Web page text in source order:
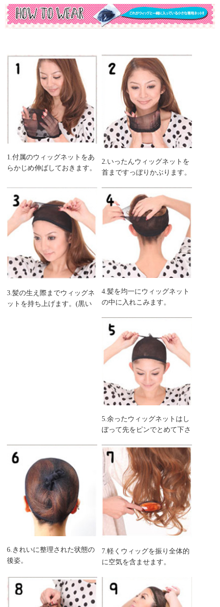
1.付属のウィッグネットをあ
らかじめ伸ばしておきます。
2.いったんウィッグネットを
首まですっぼりかぶります。
3.髪の生え際までウィッグネ
ットを持ち上げます。(黒い
4.髪を均一にウィッグネット
の中に入れこみます。
5.余ったウィッグネットはし
ぼって先をピンでとめて下さ
6.きれいに整理された状態の
後姿。
7.軽くウィッグを振り全体的
に空気を含ませます。